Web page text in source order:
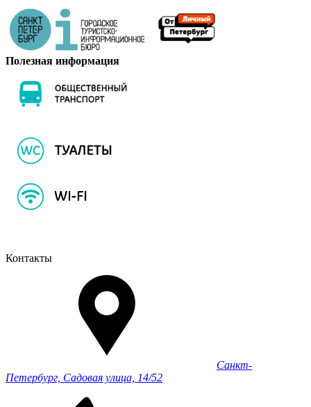
Полезная информация
Контакты
Санкт-
Петербург, Садовая улица, 14/52